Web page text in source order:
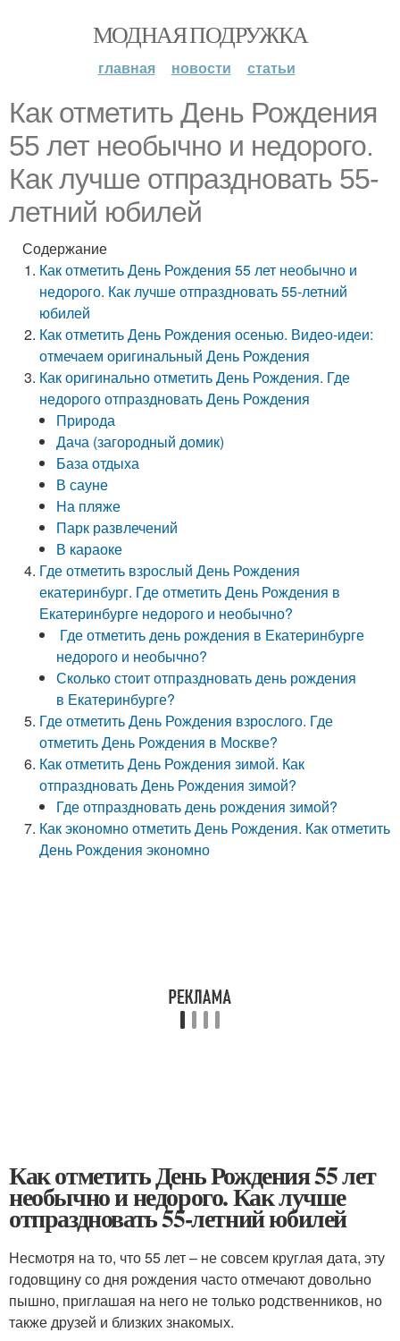
МОДНАЯ ПОДРУЖКА
главная новости статьи
Как отметить День Рождения
55 лет необычно и недорого.
Как лучше отпраздновать 55-
летний юбилей
Содержание
Как отметить День Рождения 55 лет необычно и
недорого. Как лучше отпраздновать 55-летний
юбилей
Как отметить День Рождения осенью. Видео-идеи:
отмечаем оригинальный День Рождения
Как оригинально отметить День Рождения. Где
недорого отпраздновать День Рождения
Природа
Дача (загородный домик)
База отдыха
В сауне
На пляже
Парк развлечений
В караоке
Где отметить взрослый День Рождения
екатеринбург. Где отметить День Рождения в
Екатеринбурге недорого и необычно?
Где отметить день рождения в Екатеринбурге
недорого и необычно?
Сколько стоит отпраздновать день рождения
в Екатеринбурге?
Где отметить День Рождения взрослого. Где
отметить День Рождения в Москве?
Как отметить День Рождения зимой. Как
отпраздновать День Рождения зимой?
Где отпраздновать день рождения зимой?
Как экономно отметить День Рождения. Как отметить
День Рождения экономно
Как отметить День Рождения 55 лет
необычно и недорого. Как лучше
отпраздновать 55-летний юбилей
Несмотря на то, что 55 лет – не совсем круглая дата, эту
годовщину со дня рождения часто отмечают довольно
пышно, приглашая на него не только родственников, но
также друзей и близких знакомых.